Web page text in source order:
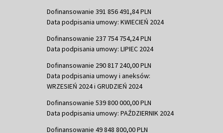
Dofinansowanie 391 856 491,84 PLN
Data podpisania umowy: KWIECIEŃ 2024
Dofinansowanie 237 754 754,24 PLN
Data podpisania umowy: LIPIEC 2024
Dofinansowanie 290 817 240,00 PLN
Data podpisania umowy i aneksów:
WRZESIEŃ 2024 i GRUDZIEŃ 2024
Dofinansowanie 539 800 000,00 PLN
Data podpisania umowy: PAŹDZIERNIK 2024
Dofinansowanie 49 848 800,00 PLN